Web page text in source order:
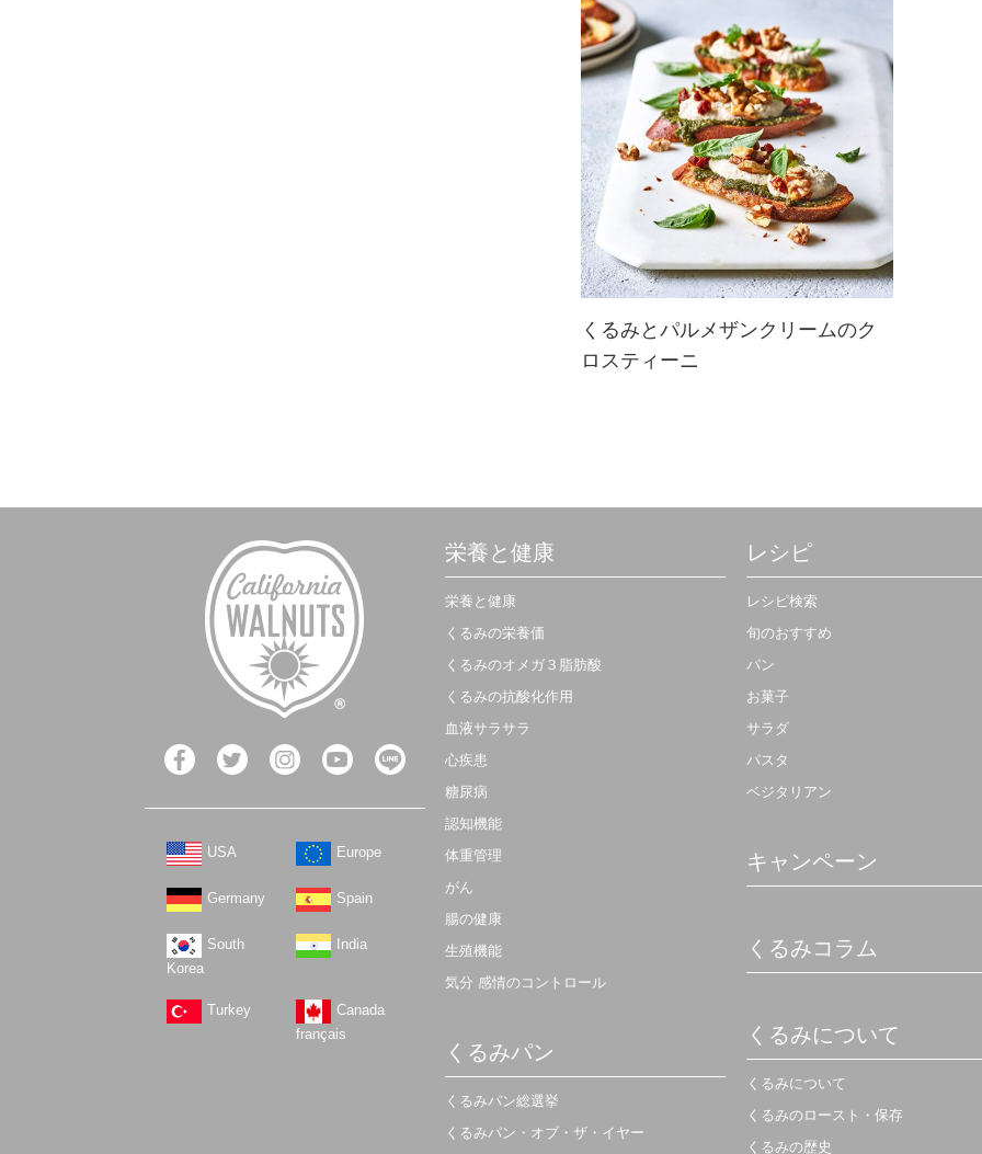
くるみとパルメザンクリームのク
ロスティーニ
USA Europe
Germany Spain
South
Korea
India
Turkey
Canada
français
栄養と健康
栄養と健康
くるみの栄養価
くるみのオメガ３脂肪酸
くるみの抗酸化作用
血液サラサラ
心疾患
糖尿病
認知機能
体重管理
がん
腸の健康
生殖機能
気分 感情のコントロール
くるみパン
くるみパン総選挙
くるみパン・オブ・ザ・イヤー
レシピ
レシピ検索
旬のおすすめ
パン
お菓子
サラダ
パスタ
ベジタリアン
キャンペーン
くるみコラム
くるみについて
くるみについて
くるみのロースト・保存
くるみの歴史